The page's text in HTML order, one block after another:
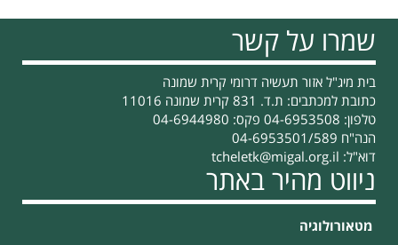
שמרו על קשר
בית מיג"ל אזור תעשיה דרומי קרית שמונה
כתובת למכתבים: ת.ד. 831 קרית שמונה 11016
טלפון: 04-6953508 פקס: 04-6944980
הנה"ח 04-6953501/589
דוא"ל: tcheletk@migal.org.il
ניווט מהיר באתר
מטאורולוגיה